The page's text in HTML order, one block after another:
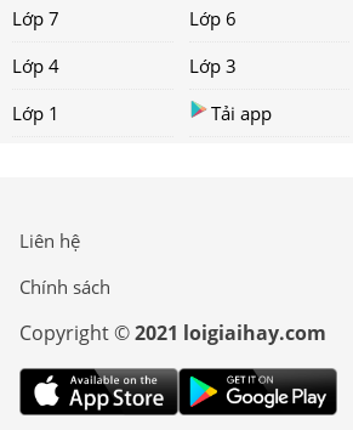
Lớp 7
Lớp 6
Lớp 4
Lớp 3
Lớp 1
Tải app
Liên hệ
Chính sách
Copyright ©2021 loigiaihay.com